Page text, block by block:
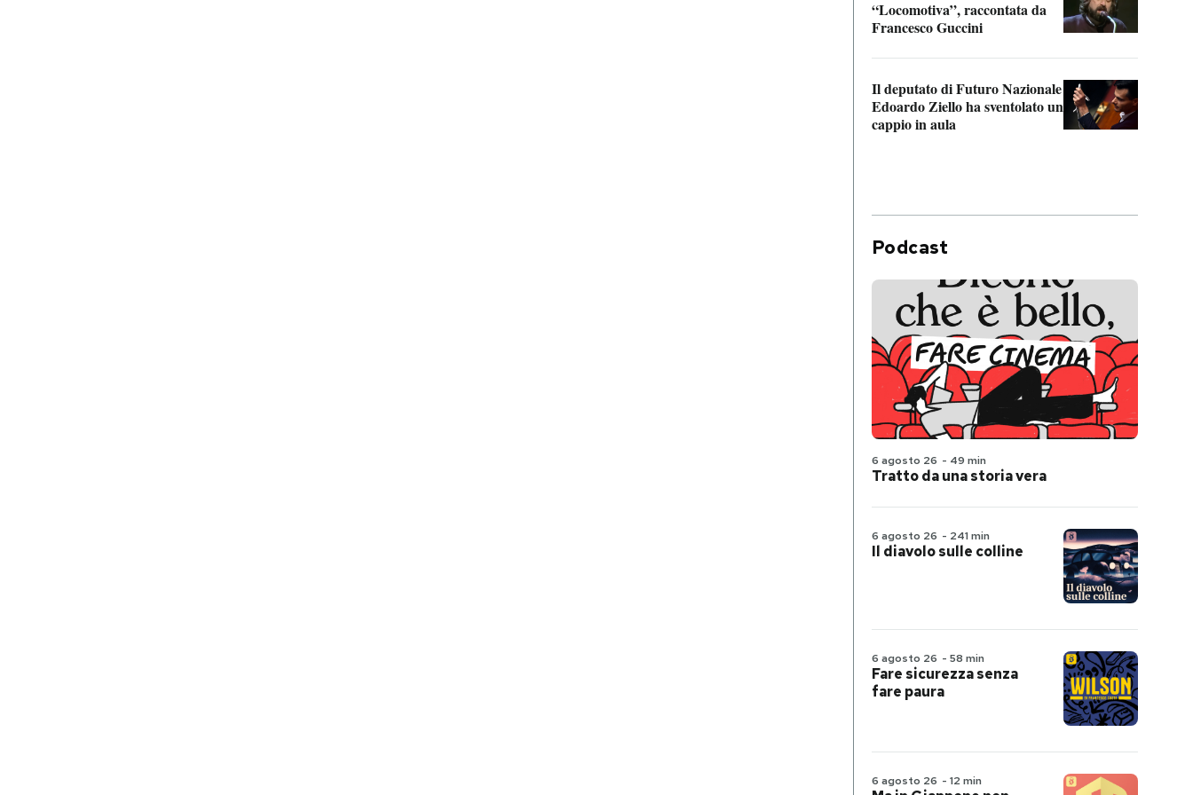
“Locomotiva”, raccontata da
Francesco Guccini
Il deputato di Futuro Nazionale
Edoardo Ziello ha sventolato un
cappio in aula
Podcast
6 agosto 26 - 49 min
Tratto da una storia vera
6 agosto 26 - 241 min
Il diavolo sulle colline
6 agosto 26 - 58 min
Fare sicurezza senza
fare paura
6 agosto 26 - 12 min